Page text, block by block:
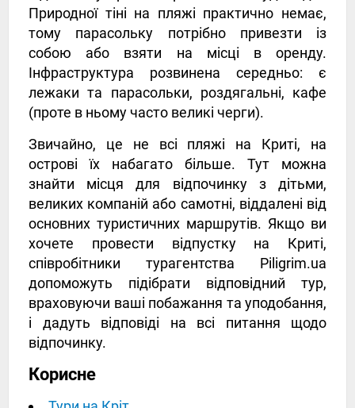
Природної тіні на пляжі практично немає,
тому парасольку потрібно привезти із
собою або взяти на місці в оренду.
Інфраструктура розвинена середньо: є
лежаки та парасольки, роздягальні, кафе
(проте в ньому часто великі черги).
Звичайно, це не всі пляжі на Криті, на
острові їх набагато більше. Тут можна
знайти місця для відпочинку з дітьми,
великих компаній або самотні, віддалені від
основних туристичних маршрутів. Якщо ви
хочете провести відпустку на Криті,
співробітники турагентства Piligrim.ua
допоможуть підібрати відповідний тур,
враховуючи ваші побажання та уподобання,
і дадуть відповіді на всі питання щодо
відпочинку.
Корисне